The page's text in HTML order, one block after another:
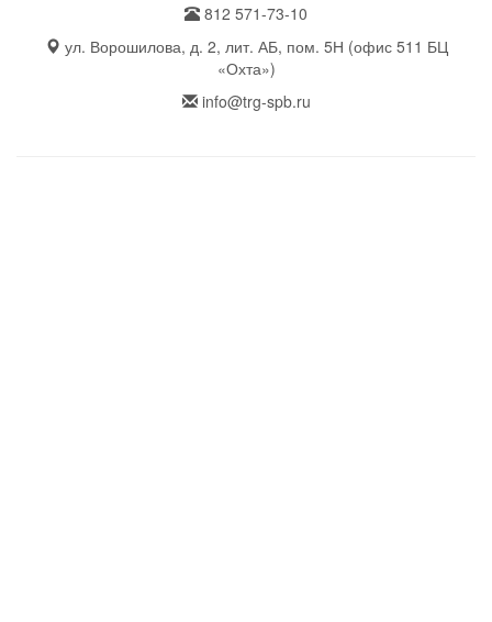
812 571-73-10
ул. Ворошилова, д. 2, лит. АБ, пом. 5Н (офис 511 БЦ
«Охта»)
info@trg-spb.ru